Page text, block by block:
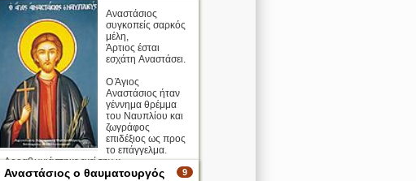
Aναστάσιος
συγκοπείς σαρκός
μέλη,
Άρτιος έσται
εσχάτη Aναστάσει.
Ο Άγιος
Αναστάσιος ήταν
γέννημα θρέμμα
του Ναυπλίου και
ζωγράφος
επιδέξιος ως προς
το επάγγελμα.
Αρραβωνιάστηκε εκεί την κ ...
9
Αναστάσιος ο θαυματουργός